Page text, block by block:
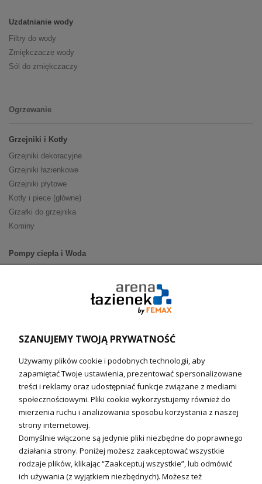
Uzdatnianie wody
Filtry do wody
Zmiękczacze wody
Sól do zmiękczaczy
Ogrzewanie
Grzejniki i Kotły
Grzejniki dekoracyjne
Grzejniki łazienkowe
Grzejniki płytowe
Kotły i piece (główne)
Grzałki do grzejnika
Kominy
Pompy ciepła i Woda
Ogrzewanie podłogowe (główne)
Technika solarna
Fotowoltanika
Sterowniki i regulatory
Nagrzewnice i kurtyny
Kuchnia i Wentylacja
Kuchnia
SZANUJEMY TWOJĄ PRYWATNOŚĆ
Używamy plików cookie i podobnych technologii, aby
zapamiętać Twoje ustawienia, prezentować spersonalizowane
treści i reklamy oraz udostępniać funkcje związane z mediami
społecznościowymi. Pliki cookie wykorzystujemy również do
mierzenia ruchu i analizowania sposobu korzystania z naszej
strony internetowej.
Domyślnie włączone są jedynie pliki niezbędne do poprawnego
działania strony. Poniżej możesz zaakceptować wszystkie
rodzaje plików, klikając “Zaakceptuj wszystkie”, lub odmówić
ich używania (z wyjątkiem niezbędnych). Możesz też